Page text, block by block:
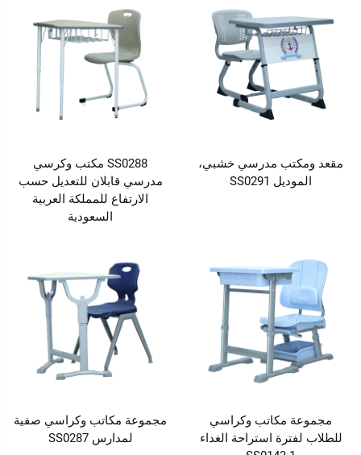
مقعد ومكتب مدرسي خشبي،
الموديل SS0291
SS0288 مكتب وكرسي
مدرسي قابلان للتعديل حسب
الارتفاع للمملكة العربية
السعودية
مجموعة مكاتب وكراسي
للطلاب لفترة استراحة الغداء
مجموعة مكاتب وكراسي صفية
لمدارس SS0287